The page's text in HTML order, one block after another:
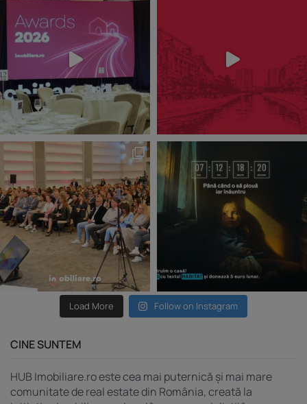
Load More Follow on Instagram
CINE SUNTEM
HUB Imobiliare.ro este cea mai puternică și mai mare
comunitate de real estate din România, creată la